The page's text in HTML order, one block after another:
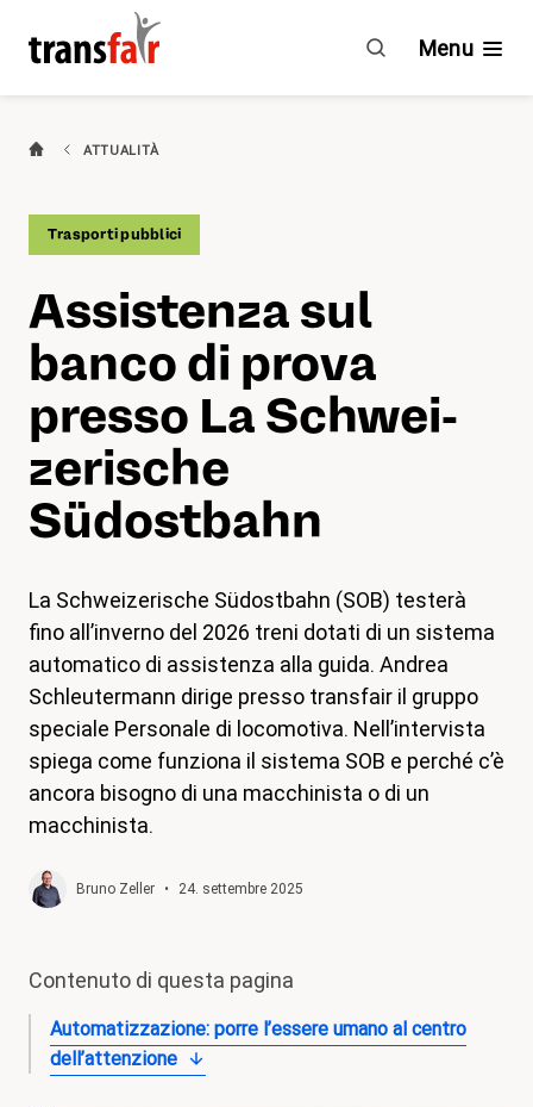
di
Attualità
Agenda
Shop
Contatto
Iniziativa per un congedo familiare
Il mio apprendistato. I miei diritti.
Aderire
Categorie
Impegno
Chi è transfair?
Vantaggi
Menu
ATTUALITÀ
Trasporti pubblici
Assistenza sul
banco di prova
presso La Schwei­
ze­ri­sche
Südostbahn
La Schweizerische Südostbahn (SOB) testerà
fino all’inverno del 2026 treni dotati di un sistema
automatico di assistenza alla guida. Andrea
Schleutermann dirige presso transfair il gruppo
speciale Personale di locomotiva. Nell’intervista
spiega come funziona il sistema SOB e perché c’è
ancora bisogno di una macchinista o di un
macchinista.
Bruno Zeller • 24. settembre 2025
Contenuto di questa pagina
Automatizzazione: porre l’essere umano al centro
dell’attenzione